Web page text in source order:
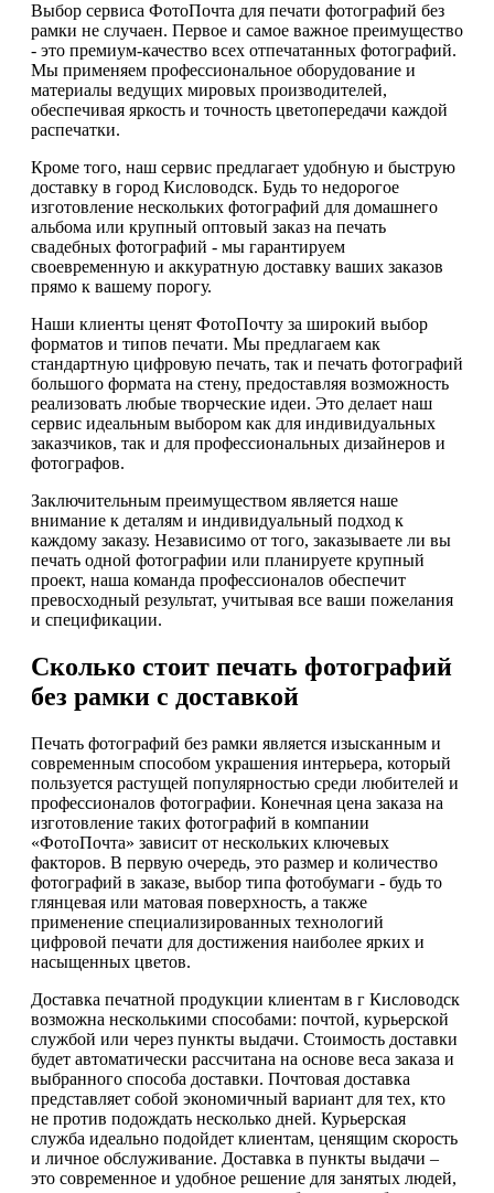
Выбор сервиса ФотоПочта для печати фотографий без
рамки не случаен. Первое и самое важное преимущество
- это премиум-качество всех отпечатанных фотографий.
Мы применяем профессиональное оборудование и
материалы ведущих мировых производителей,
обеспечивая яркость и точность цветопередачи каждой
распечатки.
Кроме того, наш сервис предлагает удобную и быструю
доставку в город Кисловодск. Будь то недорогое
изготовление нескольких фотографий для домашнего
альбома или крупный оптовый заказ на печать
свадебных фотографий - мы гарантируем
своевременную и аккуратную доставку ваших заказов
прямо к вашему порогу.
Наши клиенты ценят ФотоПочту за широкий выбор
форматов и типов печати. Мы предлагаем как
стандартную цифровую печать, так и печать фотографий
большого формата на стену, предоставляя возможность
реализовать любые творческие идеи. Это делает наш
сервис идеальным выбором как для индивидуальных
заказчиков, так и для профессиональных дизайнеров и
фотографов.
Заключительным преимуществом является наше
внимание к деталям и индивидуальный подход к
каждому заказу. Независимо от того, заказываете ли вы
печать одной фотографии или планируете крупный
проект, наша команда профессионалов обеспечит
превосходный результат, учитывая все ваши пожелания
и спецификации.
Сколько стоит печать фотографий
без рамки с доставкой
Печать фотографий без рамки является изысканным и
современным способом украшения интерьера, который
пользуется растущей популярностью среди любителей и
профессионалов фотографии. Конечная цена заказа на
изготовление таких фотографий в компании
«ФотоПочта» зависит от нескольких ключевых
факторов. В первую очередь, это размер и количество
фотографий в заказе, выбор типа фотобумаги - будь то
глянцевая или матовая поверхность, а также
применение специализированных технологий
цифровой печати для достижения наиболее ярких и
насыщенных цветов.
Доставка печатной продукции клиентам в г Кисловодск
возможна несколькими способами: почтой, курьерской
службой или через пункты выдачи. Стоимость доставки
будет автоматически рассчитана на основе веса заказа и
выбранного способа доставки. Почтовая доставка
представляет собой экономичный вариант для тех, кто
не против подождать несколько дней. Курьерская
служба идеально подойдет клиентам, ценящим скорость
и личное обслуживание. Доставка в пункты выдачи –
это современное и удобное решение для занятых людей,